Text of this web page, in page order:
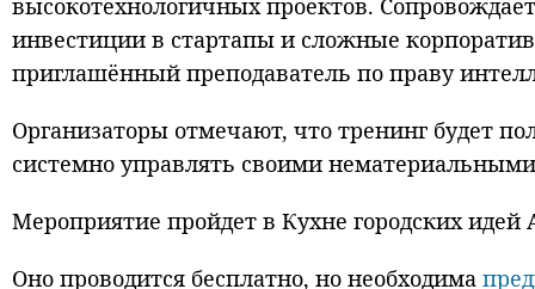
инвестиции в стартапы и сложные
приглашённый преподаватель по праву
Организаторы отмечают, что тренинг будет
системно управлять своими
Мероприятие пройдет в Кухне городских
Оно проводится бесплатно, но необходима